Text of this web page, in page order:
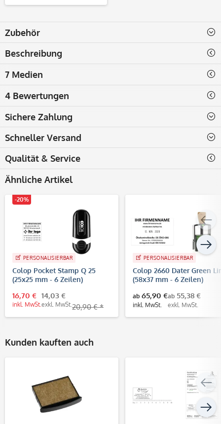
Zubehör
Beschreibung
7 Medien
4 Bewertungen
Sichere Zahlung
Schneller Versand
Qualität & Service
Ähnliche Artikel
-20%
PERSONALISIERBAR
Colop Pocket Stamp Q 25
(25x25 mm - 6 Zeilen)
16,70 €
inkl. MwSt.
14,03 €
exkl. MwSt. 20,90 € *
PERSONALISIERBAR
Colop 2660 Dater Green
(58x37 mm - 6 Zeilen)
ab 65,90 €
inkl. MwSt.
ab 55,38 €
exkl. MwSt.
Kunden kauften auch